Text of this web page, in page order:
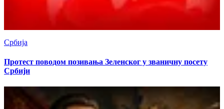
Србија
Протест поводом позивања Зеленског у званичну посету
Србији